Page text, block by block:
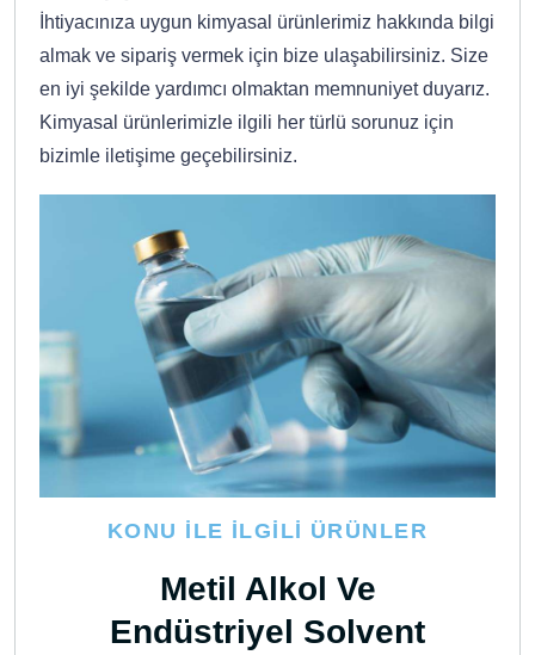
İhtiyacınıza uygun kimyasal ürünlerimiz hakkında bilgi
almak ve sipariş vermek için bize ulaşabilirsiniz. Size
en iyi şekilde yardımcı olmaktan memnuniyet duyarız.
Kimyasal ürünlerimizle ilgili her türlü sorunuz için
bizimle iletişime geçebilirsiniz.
KONU İLE İLGILI ÜRÜNLER
Metil Alkol Ve
Endüstriyel Solvent